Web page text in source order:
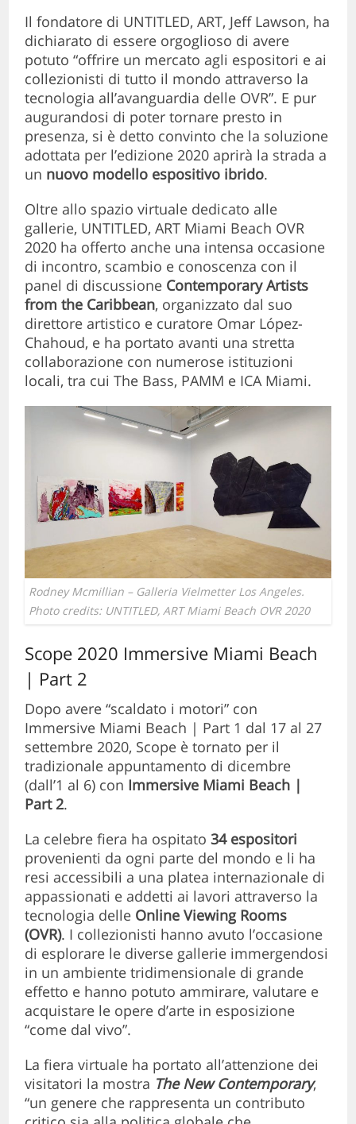
Il fondatore di UNTITLED, ART, Jeff Lawson, ha
dichiarato di essere orgoglioso di avere
potuto “offrire un mercato agli espositori e ai
collezionisti di tutto il mondo attraverso la
tecnologia all’avanguardia delle OVR”. E pur
augurandosi di poter tornare presto in
presenza, si è detto convinto che la soluzione
adottata per l’edizione 2020 aprirà la strada a
un nuovo modello espositivo ibrido.
Oltre allo spazio virtuale dedicato alle
gallerie, UNTITLED, ART Miami Beach OVR
2020 ha offerto anche una intensa occasione
di incontro, scambio e conoscenza con il
panel di discussione Contemporary Artists
from the Caribbean, organizzato dal suo
direttore artistico e curatore Omar López-
Chahoud, e ha portato avanti una stretta
collaborazione con numerose istituzioni
locali, tra cui The Bass, PAMM e ICA Miami.
Rodney Mcmillian – Galleria Vielmetter Los Angeles.
Photo credits: UNTITLED, ART Miami Beach OVR 2020
Scope 2020 Immersive Miami Beach
| Part 2
Dopo avere “scaldato i motori” con
Immersive Miami Beach | Part 1 dal 17 al 27
settembre 2020, Scope è tornato per il
tradizionale appuntamento di dicembre
(dall’1 al 6) con Immersive Miami Beach |
Part 2.
La celebre fiera ha ospitato34 espositori
provenienti da ogni parte del mondo e li ha
resi accessibili a una platea internazionale di
appassionati e addetti ai lavori attraverso la
tecnologia delle Online Viewing Rooms
(OVR). I collezionisti hanno avuto l’occasione
di esplorare le diverse gallerie immergendosi
in un ambiente tridimensionale di grande
effetto e hanno potuto ammirare, valutare e
acquistare le opere d’arte in esposizione
“come dal vivo”.
La fiera virtuale ha portato all’attenzione dei
visitatori la mostra The New Contemporary,
“un genere che rappresenta un contributo